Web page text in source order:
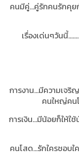
คนมีคู่...คู่รักคนรักคุย
เรื่องเด่นๆวันนี้
การงาน...มีความเจ
คนใหญ่คน
การเงิน...มีน้อยก็ให้ใ
คนโสด...รักใครชอบ